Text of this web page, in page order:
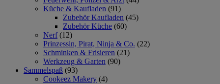
Küche & Kaufladen (91)
Zubehör Kaufladen (45)
Zubehör Küche (60)
Nerf (12)
Prinzessin, Pirat, Ninja & Co. (22)
Schminken & Frisieren (21)
Werkzeug & Garten (90)
Sammelspaß (93)
Cookeez Makery (4)